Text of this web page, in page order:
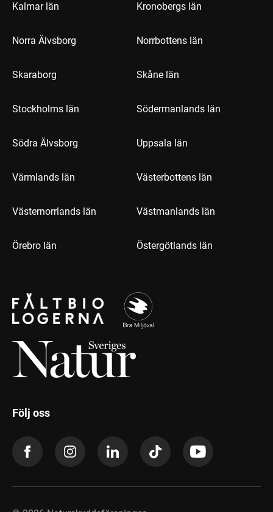
Kalmar län Kronobergs län
Norra Älvsborg Norrbottens län
Skaraborg Skåne län
Stockholms län Södermanlands län
Södra Älvsborg Uppsala län
Värmlands län Västerbottens län
Västernorrlands län Västmanlands län
Örebro län Östergötlands län
Följ oss